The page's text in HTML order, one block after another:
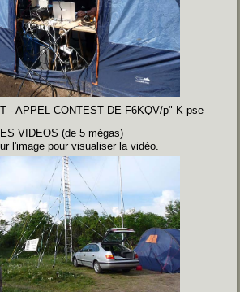
- APPEL CONTEST DE F6KQV/p" K pse
VIDEOS (de 5 mégas)
l'image pour visualiser la vidéo.